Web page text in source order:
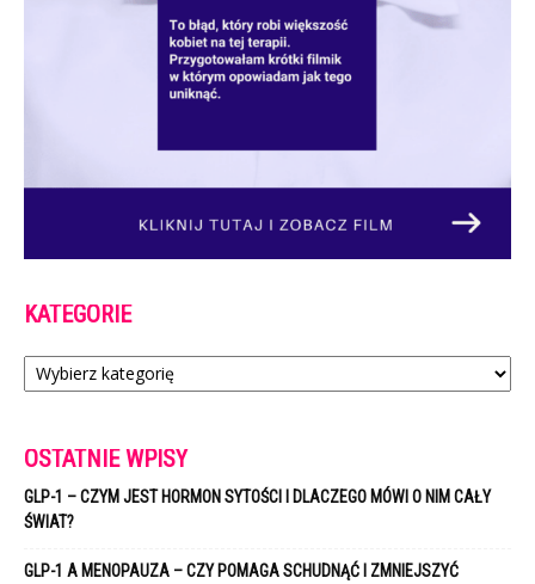
KATEGORIE
Kategorie
OSTATNIE WPISY
GLP-1 – CZYM JEST HORMON SYTOŚCI I DLACZEGO MÓWI O NIM CAŁY
ŚWIAT?
GLP-1 A MENOPAUZA – CZY POMAGA SCHUDNĄĆ I ZMNIEJSZYĆ